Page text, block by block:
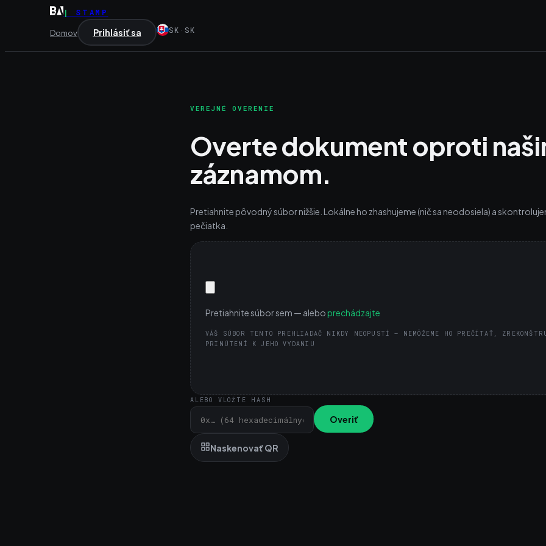
| STAMP
Domov Prihlásiť sa SK · SK
VEREJNÉ OVERENIE
Overte dokument oproti
záznamom.
Pretiahnite pôvodný súbor nižšie. Lokálne ho zhashujeme (nič sa neodosiela) a
pečiatka.
Pretiahnite súbor sem — aleboprechádzajte
VÁŠ SÚBOR TENTO PREHLIADAČ NIKDY NEOPUSTÍ — NEMÔŽEME HO PREČÍTAŤ,
PRINÚTENÍ K JEHO VYDANIU
ALEBO VLOŽTE HASH
Overiť
Naskenovať QR